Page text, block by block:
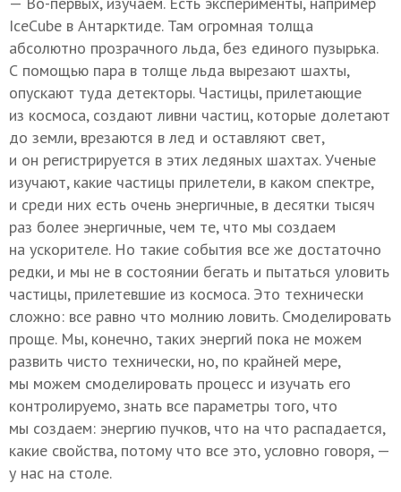
IceCube в Антарктиде. Там огромная толща
абсолютно прозрачного льда, без единого пузырька.
С помощью пара в толще льда вырезают шахты,
опускают туда детекторы. Частицы, прилетающие
из космоса, создают ливни частиц, которые долетают
до земли, врезаются в лед и оставляют свет,
и он регистрируется в этих ледяных шахтах. Ученые
изучают, какие частицы прилетели, в каком спектре,
и среди них есть очень энергичные, в десятки тысяч
раз более энергичные, чем те, что мы создаем
на ускорителе. Но такие события все же достаточно
редки, и мы не в состоянии бегать и пытаться уловить
частицы, прилетевшие из космоса. Это технически
сложно: все равно что молнию ловить. Смоделировать
проще. Мы, конечно, таких энергий пока не можем
развить чисто технически, но, по крайней мере,
мы можем смоделировать процесс и изучать его
контролируемо, знать все параметры того, что
мы создаем: энергию пучков, что на что распадается,
какие свойства, потому что все это, условно говоря, —
у нас на столе.